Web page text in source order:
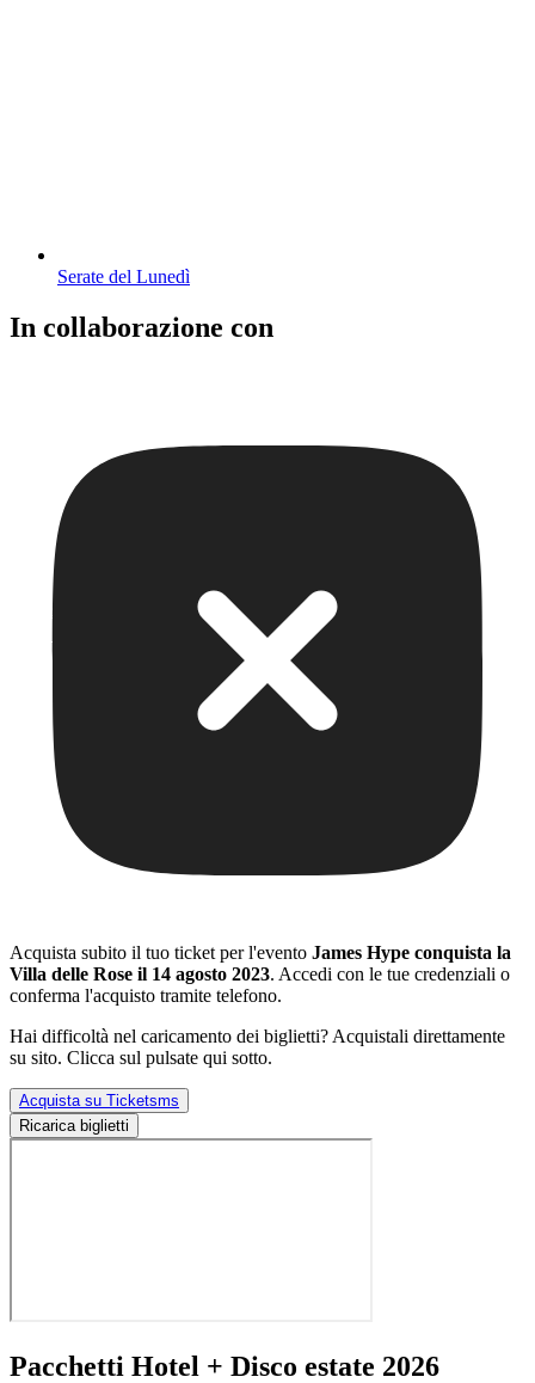
Serate del Lunedì
In collaborazione con
Acquista subito il tuo ticket per l'evento James Hype conquista la
Villa delle Rose il 14 agosto 2023. Accedi con le tue credenziali o
conferma l'acquisto tramite telefono.
Hai difficoltà nel caricamento dei biglietti? Acquistali direttamente
su sito. Clicca sul pulsate qui sotto.
Acquista su Ticketsms
Ricarica biglietti
Pacchetti Hotel + Disco estate 2026